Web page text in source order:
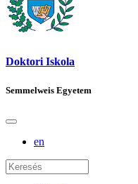
Doktori Iskola
Semmelweis Egyetem
en